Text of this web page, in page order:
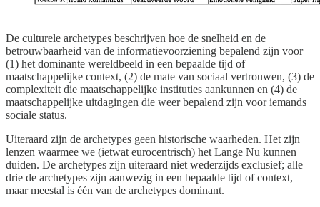
De culturele archetypes beschrijven hoe de snelheid en de
betrouwbaarheid van de informatievoorziening bepalend zijn voor
(1) het dominante wereldbeeld in een bepaalde tijd of
maatschappelijke context, (2) de mate van sociaal vertrouwen, (3) de
complexiteit die maatschappelijke instituties aankunnen en (4) de
maatschappelijke uitdagingen die weer bepalend zijn voor iemands
sociale status.
Uiteraard zijn de archetypes geen historische waarheden. Het zijn
lenzen waarmee we (ietwat eurocentrisch) het Lange Nu kunnen
duiden. De archetypes zijn uiteraard niet wederzijds exclusief; alle
drie de archetypes zijn aanwezig in een bepaalde tijd of context,
maar meestal is één van de archetypes dominant.